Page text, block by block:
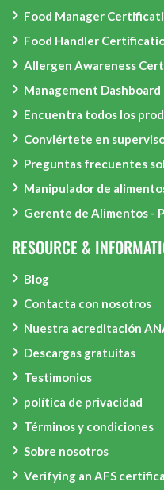
Food Manager
Food Handler
Allergen Awareness
Management Dashboard
Encuentra todos los
Conviértete en
Preguntas frecuentes
Manipulador de
Gerente de Alimentos -
RESOURCE &
Blog
Contacta con nosotros
Nuestra acreditación
Descargas gratuitas
Testimonios
política de privacidad
Términos y condiciones
Sobre nosotros
Verifying an AFS